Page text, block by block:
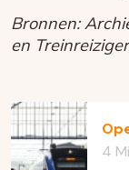
Bronnen:
en
4